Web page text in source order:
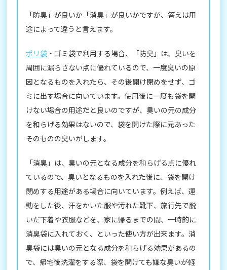
「防臭」が良いか「消臭」が良いかですが、答えは用
途によって違うと言えます。
ポリ袋 ・ゴミ袋で利用する場合、「防臭」は、臭いを
周囲に漏らさない点に優れているので、一度臭いの原
因となるものを入れたら、その後開け閉めをせず、ゴ
ミに出す場合に向いています。使用後に一度も袋を開
けない場合の用途だと良いのですが、臭いの元の成分
を和らげる効果はないので、袋を開けた際に元あった
そのものの臭いがします。
「消臭」は、臭いの元となる成分を和らげる点に優れ
ているので、臭いとなるものを入れた後に、袋を開け
閉めする用途がある場合に向いています。例えば、運
動をした後、汗をかいた服や汚れた靴下、旅行先で脱
いだ下着や衣服などを、家に帰るまでの間、一時的に
消臭袋に入れておく、といった使い方が出来ます。消
臭袋には臭いの元となる成分を和らげる効果があるの
で、帰宅後洗濯をする際、袋を開けても嫌な臭いが軽